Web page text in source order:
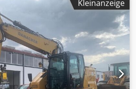
11.413 std. Geschlossene
Rückfahrkamera
2,60m. Vollverrohrung (Hammer-,
SW48 Likufix
Grabenraumlöffel 2,00m. breit
ca. 30-40% erhalten
mit 120kW Credszd S N Aspfx Ab
20,5 to.
Kleinanzeige